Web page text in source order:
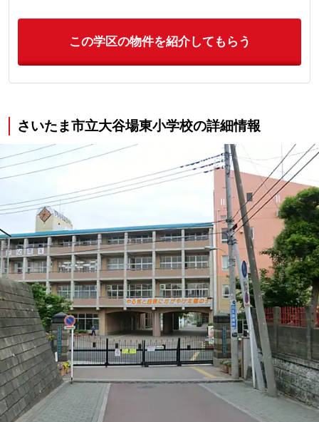
この学区の物件を紹介してもらう
さいたま市立大谷場東小学校の詳細情報